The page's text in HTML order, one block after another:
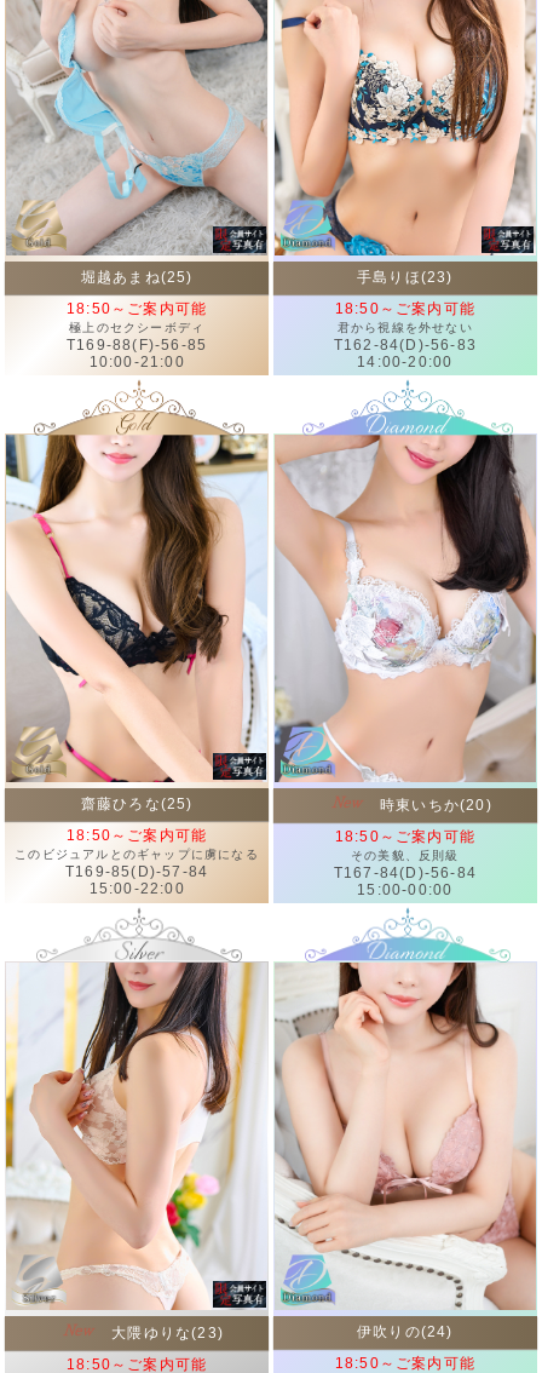
堀越あまね(25)
18:50～ご案内可能
極上のセクシーボディ
T169-88(F)-56-85
10:00-21:00
手島りほ(23)
18:50～ご案内可能
君から視線を外せない
T162-84(D)-56-83
14:00-20:00
齋藤ひろな(25)
18:50～ご案内可能
このビジュアルとのギャップに虜になる
T169-85(D)-57-84
15:00-22:00
時東いちか(20)
18:50～ご案内可能
その美貌、反則級
T167-84(D)-56-84
15:00-00:00
大隈ゆりな(23)
18:50～ご案内可能
伊吹りの(24)
18:50～ご案内可能